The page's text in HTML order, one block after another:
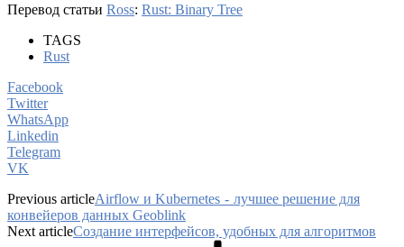
Перевод статьи Ross: Rust: Binary Tree
TAGS
Rust
Facebook
Twitter
WhatsApp
Linkedin
Telegram
VK
Previous articleAirflow и Kubernetes - лучшее решение для
конвейеров данных Geoblink
Next articleСоздание интерфейсов, удобных для алгоритмов